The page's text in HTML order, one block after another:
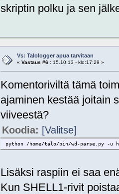
skriptin polku ja sen
Vs: Talologger apua tarvitaan
« Vastaus #6 :15.10.13 - klo:17:29 »
Komentoriviltä tämä
ajaminen kestää joitain
viiveestä?
Koodia: [Valitse]
python /home/talo/bin/wd-parse.py
Lisäksi raspiin ei saa
Kun SHELL1-rivit